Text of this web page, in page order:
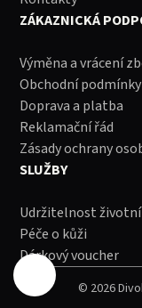
ZÁKAZNICKÁ
Výměna a vrácení
Obchodní podmínky
Doprava a platba
Reklamační řád
Zásady ochrany
SLUŽBY
Udržitelnost
Péče o kůži
Dárkový voucher
© 2026